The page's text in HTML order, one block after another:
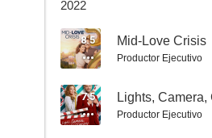
2022
8.5 Mid-Love Crisis
Productor Ejecutivo
7.5 Lights, Camera,
Productor Ejecutivo